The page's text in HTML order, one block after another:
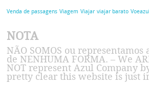
Venda de passagens Viagem Viajar viajar barato Voeazul
NOTA
NÃO SOMOS ou representamos
de NENHUMA FORMA. – We
NOT represent Azul Company
pretty clear this website is just